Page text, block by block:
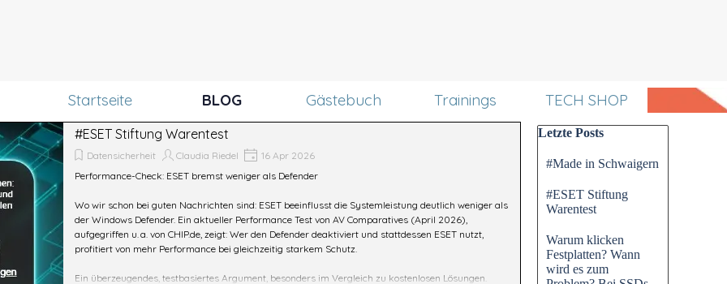
Menü überspringen
Startseite BLOG Gästebuch Trainings TECH SHOP
#ESET Stiftung Warentest
Datensicherheit Claudia Riedel
16 Apr 2026
Performance-Check: ESET bremst weniger als Defender
Wo wir schon bei guten Nachrichten sind: ESET beeinflusst die Systemleistung deutlich weniger als
der Windows Defender. Ein aktueller Performance Test von AV Comparatives (April 2026),
aufgegriffen u. a. von CHIP.de, zeigt: Wer den Defender deaktiviert und stattdessen ESET nutzt,
profitiert von mehr Performance bei gleichzeitig starkem Schutz.
Ein überzeugendes, testbasiertes Argument, besonders im Vergleich zu kostenlosen Lösungen.
Block überspringen Letzte
Letzte Posts
#Made in Schwaigern
#ESET Stiftung
Warentest
Warum klicken
Festplatten? Wann
wird es zum